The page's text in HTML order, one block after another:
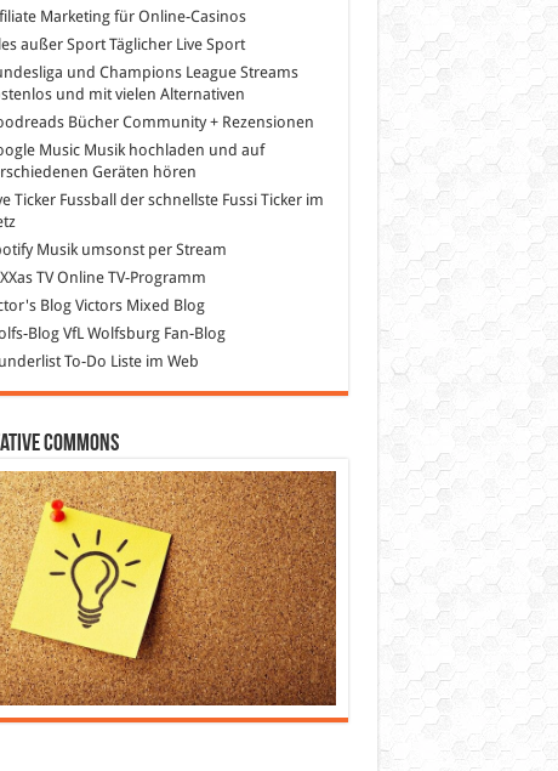
Marketingfür Online-Casinos
außer SportTäglicher Live Sport
und Champions League Streams
und mit vielen Alternativen
Bücher Community + Rezensionen
MusicMusik hochladen und auf
Geräten hören
Ticker Fussball
der schnellste Fussi Ticker im
Musik umsonst per Stream
TVOnline TV-Programm
BlogVictors Mixed Blog
BlogVfL Wolfsburg Fan-Blog
To-Do Liste im Web
Commons